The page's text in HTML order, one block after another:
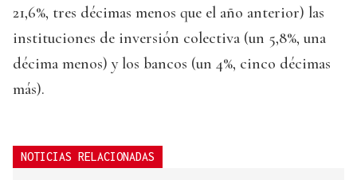
21,6%, tres décimas menos que el año anterior) las
instituciones de inversión colectiva (un 5,8%, una
décima menos) y los bancos (un 4%, cinco décimas
más).
NOTICIAS RELACIONADAS